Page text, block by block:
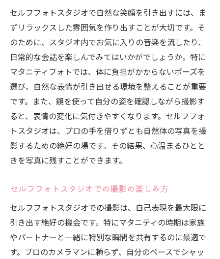
お腹を感じる瞬間を大切に
セルフフォトスタジオでの思い出の保存
妊婦さんに安心のセルフフォトスタジオ
セルフフォトスタジオが叶える笑顔あふれるマ
タニティフォト
笑顔を引き出すセルフフォトスタジオの魅
力
セルフフォトスタジオでの笑顔の作り方
幸せな瞬間をセルフフォトで残す
セルフフォトスタジオでの楽しい撮影時間
笑顔あふれる写真を自分で撮る
セルフフォトスタジオで心に刻む妊娠中の愛し
さの瞬間
愛しさを感じる写真の撮り方
セルフフォトスタジオで自然な笑顔を引き出すには、ま
ずリラックスした雰囲気を作り出すことが大切です。そ
のために、スタジオ内でお気に入りの音楽を流したり、
日常的な会話を楽しんでみてはいかがでしょうか。特に
マタニティフォトでは、体に負担がかからないポーズを
選び、自然な表情が引き出せる環境を整えることが重要
です。また、鏡を使って自分の姿を確認しながら撮影す
ると、表情の変化に気付きやすくなります。セルフフォ
トスタジオは、プロの手を借りずとも自然体の写真を撮
影するための絶好の場です。その結果、心温まるひとと
きを写真に残すことができます。
セルフフォトスタジオでの撮影の楽しみ方
セルフフォトスタジオでの撮影は、自己表現を最大限に
引き出す絶好の機会です。特にマタニティの時期は家族
やパートナーと一緒に特別な瞬間を共有するのに最適で
す。プロのカメラマンに頼らず、自分のペースでシャッ